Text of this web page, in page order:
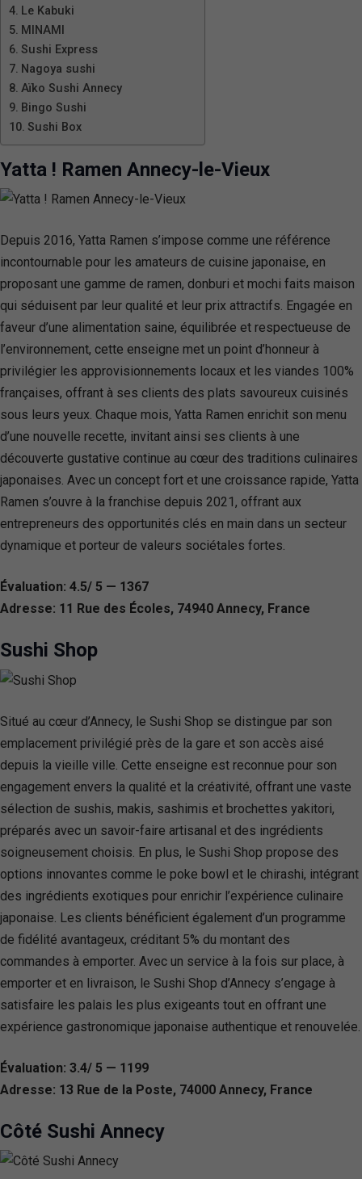
Le Kabuki
MINAMI
Sushi Express
Nagoya sushi
Aïko Sushi Annecy
Bingo Sushi
Sushi Box
Yatta ! Ramen Annecy-le-Vieux
Depuis 2016, Yatta Ramen s’impose comme une référence
incontournable pour les amateurs de cuisine japonaise, en
proposant une gamme de ramen, donburi et mochi faits maison
qui séduisent par leur qualité et leur prix attractifs. Engagée en
faveur d’une alimentation saine, équilibrée et respectueuse de
l’environnement, cette enseigne met un point d’honneur à
privilégier les approvisionnements locaux et les viandes 100%
françaises, offrant à ses clients des plats savoureux cuisinés
sous leurs yeux. Chaque mois, Yatta Ramen enrichit son menu
d’une nouvelle recette, invitant ainsi ses clients à une
découverte gustative continue au cœur des traditions culinaires
japonaises. Avec un concept fort et une croissance rapide, Yatta
Ramen s’ouvre à la franchise depuis 2021, offrant aux
entrepreneurs des opportunités clés en main dans un secteur
dynamique et porteur de valeurs sociétales fortes.
Évaluation: 4.5/ 5 — 1367
Adresse: 11 Rue des Écoles, 74940 Annecy, France
Sushi Shop
Situé au cœur d’Annecy, le Sushi Shop se distingue par son
emplacement privilégié près de la gare et son accès aisé
depuis la vieille ville. Cette enseigne est reconnue pour son
engagement envers la qualité et la créativité, offrant une vaste
sélection de sushis, makis, sashimis et brochettes yakitori,
préparés avec un savoir-faire artisanal et des ingrédients
soigneusement choisis. En plus, le Sushi Shop propose des
options innovantes comme le poke bowl et le chirashi, intégrant
des ingrédients exotiques pour enrichir l’expérience culinaire
japonaise. Les clients bénéficient également d’un programme
de fidélité avantageux, créditant 5% du montant des
commandes à emporter. Avec un service à la fois sur place, à
emporter et en livraison, le Sushi Shop d’Annecy s’engage à
satisfaire les palais les plus exigeants tout en offrant une
expérience gastronomique japonaise authentique et renouvelée.
Évaluation: 3.4/ 5 — 1199
Adresse: 13 Rue de la Poste, 74000 Annecy, France
Côté Sushi Annecy